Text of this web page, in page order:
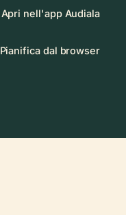
Apri nell'app Audiala
Pianifica dal browser